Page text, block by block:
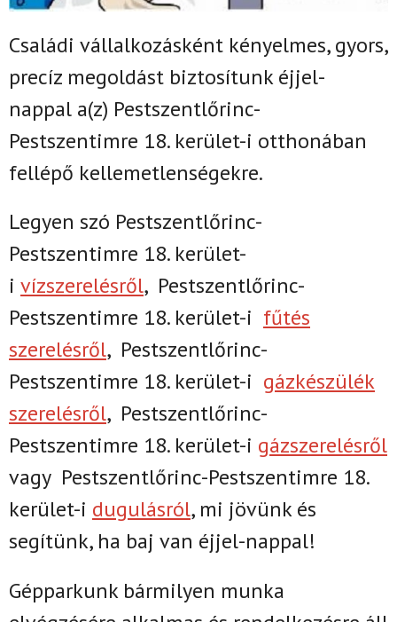
Családi vállalkozásként kényelmes, gyors,
precíz megoldást biztosítunkéjjel-
nappal a(z) Pestszentlőrinc-
Pestszentimre 18. kerület-i otthonában
fellépő kellemetlenségekre.
Legyen szó Pestszentlőrinc-
Pestszentimre 18. kerület-
i vízszerelésről, Pestszentlőrinc-
Pestszentimre 18. kerület-i fűtés
szerelésről, Pestszentlőrinc-
Pestszentimre 18. kerület-i gázkészülék
szerelésről, Pestszentlőrinc-
Pestszentimre 18. kerület-i gázszerelésről
vagy Pestszentlőrinc-Pestszentimre 18.
kerület-i dugulásról, mi jövünk és
segítünk, ha baj van éjjel-nappal!
Gépparkunk bármilyen munka